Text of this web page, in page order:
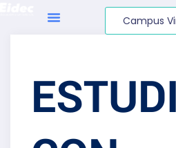
Campus